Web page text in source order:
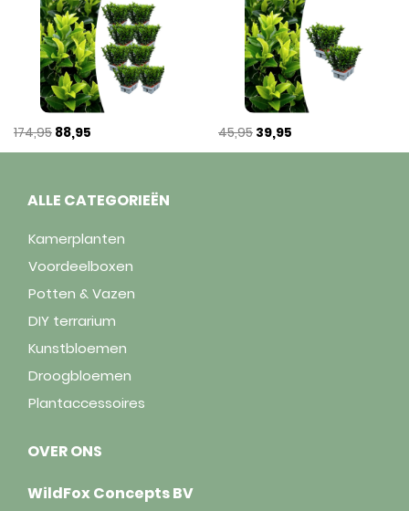
174,95 88,95 45,95 39,95
ALLE CATEGORIEËN
Kamerplanten
Voordeelboxen
Potten & Vazen
DIY terrarium
Kunstbloemen
Droogbloemen
Plantaccessoires
OVER ONS
WildFox Concepts BV